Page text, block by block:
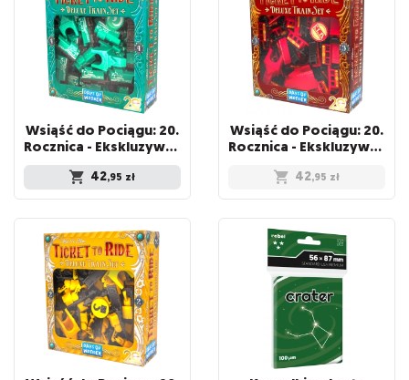
Wsiąść do Pociągu: 20.
Rocznica - Ekskluzywny zestaw pociągów - Zielony
42,95 zł
Wsiąść do Pociągu: 20.
Rocznica - Ekskluzywny zestaw pociągów - Czerwony
42,95 zł